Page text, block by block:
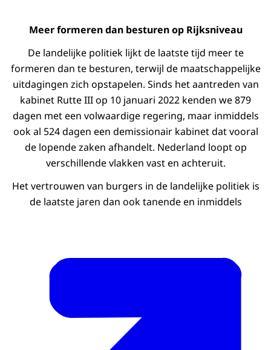
Meer formeren dan besturen op Rijksniveau
De landelijke politiek lijkt de laatste tijd meer te
formeren dan te besturen, terwijl de maatschappelijke
uitdagingen zich opstapelen. Sinds het aantreden van
kabinet Rutte III op 10 januari 2022 kenden we 879
dagen met een volwaardige regering, maar inmiddels
ook al 524 dagen een demissionair kabinet dat vooral
de lopende zaken afhandelt. Nederland loopt op
verschillende vlakken vast en achteruit.
Het vertrouwen van burgers in de landelijke politiek is
de laatste jaren dan ook tanende en inmiddels